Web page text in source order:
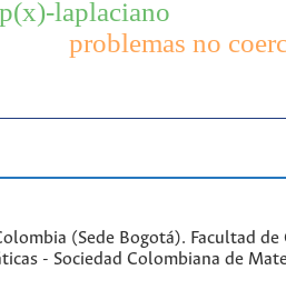
p(x)-laplaciano
problemas no
(Sede Bogotá). Facultad de
- Sociedad Colombiana de